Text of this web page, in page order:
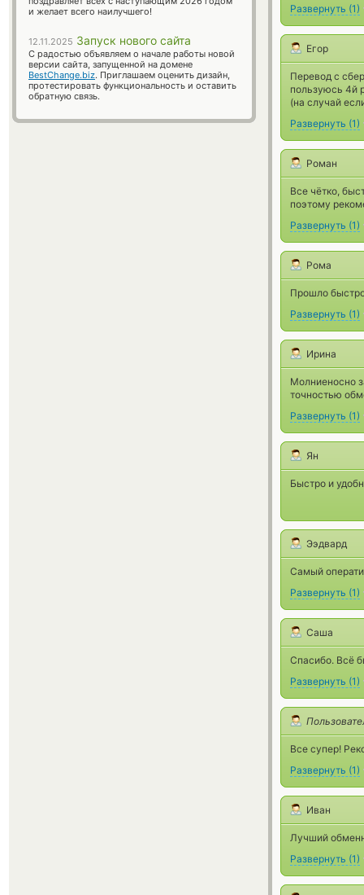
Развернуть (1)
Егор
Перевод с
пользуюсь 4й
(на случай
Развернуть (1)
Роман
Все чётко,
поэтому
Развернуть (1)
Рома
Прошло
Развернуть (1)
Ирина
Молниеносно
точностью
Развернуть (1)
Ян
Быстро и
Ээдвард
Самый
Развернуть (1)
Саша
Спасибо. Всё
Развернуть (1)
Все супер!
Развернуть (1)
Иван
Лучший
Развернуть (1)
и желает всего наилучшего!
12.11.2025 Запуск нового сайта
С радостью объявляем о начале работы новой
версии сайта, запущенной на домене
BestChange.biz. Приглашаем оценить дизайн,
протестировать функциональность и оставить
обратную связь.